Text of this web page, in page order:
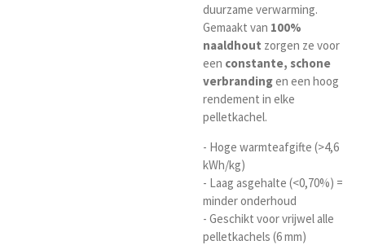
duurzame verwarming.
Gemaakt van 100%
naaldhout zorgen ze voor
een constante, schone
verbrandingen een hoog
rendement in elke
pelletkachel.
- Hoge warmteafgifte (>4,6
kWh/kg)
- Laag asgehalte (<0,70%) =
minder onderhoud
- Geschikt voor vrijwel alle
pelletkachels (6 mm)